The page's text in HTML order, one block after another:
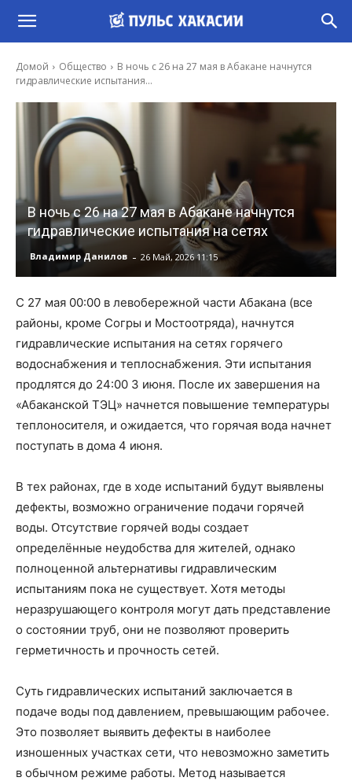
Домой Общество
В ночь с 26 на 27 мая в Абакане начнутся
гидравлические испытания...
В ночь с 26 на 27 мая в Абакане начнутся
гидравлические испытания на сетях
Владимир Данилов - 26 Май, 2026 11:15
С 27 мая 00:00 в левобережной части Абакана (все
районы, кроме Согры и Мостоотряда), начнутся
гидравлические испытания на сетях горячего
водоснабжения и теплоснабжения. Эти испытания
продлятся до 24:00 3 июня. После их завершения на
«Абаканской ТЭЦ» начнется повышение температуры
теплоносителя, и ожидается, что горячая вода начнет
поступать в дома 4 июня.
В тех районах, где в ходе испытаний будут выявлены
дефекты, возможно ограничение подачи горячей
воды. Отсутствие горячей воды создает
определённые неудобства для жителей, однако
полноценной альтернативы гидравлическим
испытаниям пока не существует. Хотя методы
неразрушающего контроля могут дать представление
о состоянии труб, они не позволяют проверить
герметичность и прочность сетей.
Суть гидравлических испытаний заключается в
подаче воды под давлением, превышающим рабочее.
Это позволяет выявить дефекты в наиболее
изношенных участках сети, что невозможно заметить
в обычном режиме работы. Метод называется